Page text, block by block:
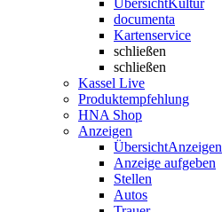
ÜbersichtKultur
documenta
Kartenservice
schließen
schließen
Kassel Live
Produktempfehlung
HNA Shop
Anzeigen
ÜbersichtAnzeigen
Anzeige aufgeben
Stellen
Autos